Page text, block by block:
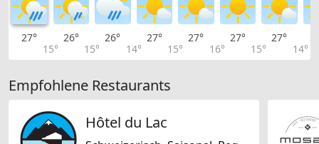
27°
15°
26°
15°
26°
14°
27°
15°
27°
16°
27°
15°
27°
14°
Empfohlene Restaurants
Hôtel du Lac